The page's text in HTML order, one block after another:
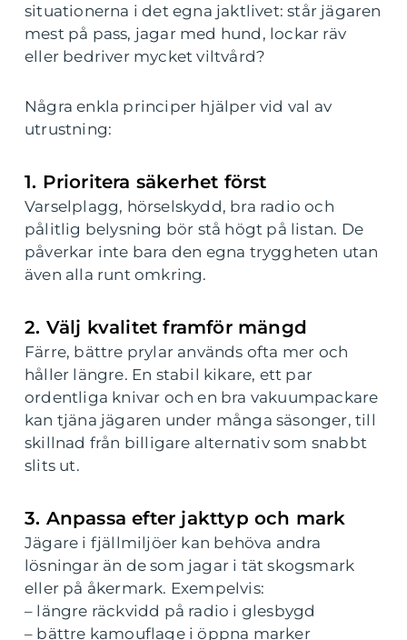
situationerna i det egna jaktlivet: står jägaren
mest på pass, jagar med hund, lockar räv
eller bedriver mycket viltvård?
Några enkla principer hjälper vid val av
utrustning:
1. Prioritera säkerhet först
Varselplagg, hörselskydd, bra radio och
pålitlig belysning bör stå högt på listan. De
påverkar inte bara den egna tryggheten utan
även alla runt omkring.
2. Välj kvalitet framför mängd
Färre, bättre prylar används ofta mer och
håller längre. En stabil kikare, ett par
ordentliga knivar och en bra vakuumpackare
kan tjäna jägaren under många säsonger, till
skillnad från billigare alternativ som snabbt
slits ut.
3. Anpassa efter jakttyp och mark
Jägare i fjällmiljöer kan behöva andra
lösningar än de som jagar i tät skogsmark
eller på åkermark. Exempelvis:
– längre räckvidd på radio i glesbygd
– bättre kamouflage i öppna marker